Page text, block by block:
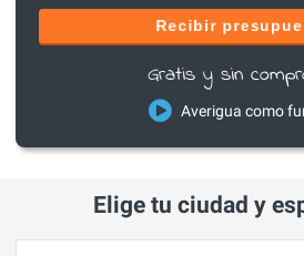
Recibir
Gratis y sin
Averigua como
Elige tu ciudad y